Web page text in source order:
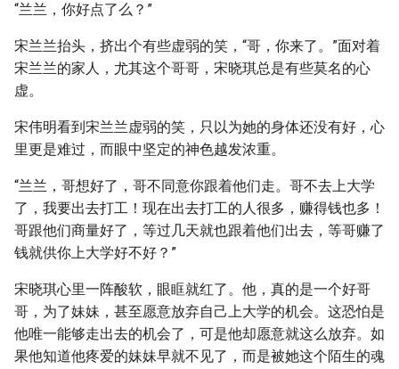
“兰兰，你好点了么？”
宋兰兰抬头，挤出个有些虚弱的笑，“哥，你来了。”面对着
宋兰兰的家人，尤其这个哥哥，宋晓琪总是有些莫名的心
虚。
宋伟明看到宋兰兰虚弱的笑，只以为她的身体还没有好，心
里更是难过，而眼中坚定的神色越发浓重。
“兰兰，哥想好了，哥不同意你跟着他们走。哥不去上大学
了，我要出去打工！现在出去打工的人很多，赚得钱也多！
哥跟他们商量好了，等过几天就也跟着他们出去，等哥赚了
钱就供你上大学好不好？”
宋晓琪心里一阵酸软，眼眶就红了。他，真的是一个好哥
哥，为了妹妹，甚至愿意放弃自己上大学的机会。这恐怕是
他唯一能够走出去的机会了，可是他却愿意就这么放弃。如
果他知道他疼爱的妹妹早就不见了，而是被她这个陌生的魂